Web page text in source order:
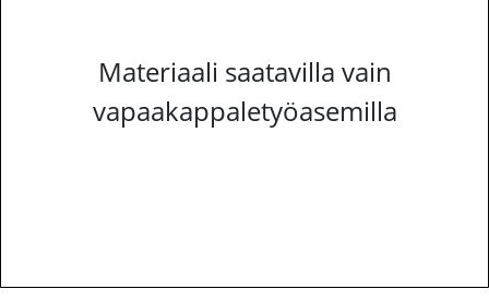
Materiaali saatavilla vain
vapaakappaletyöasemilla